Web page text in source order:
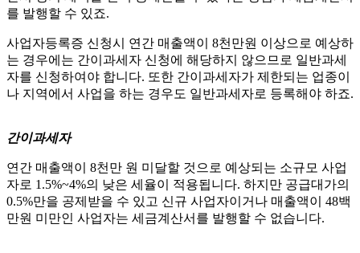
를 발행할 수 있죠.
사업자등록증 신청시 연간 매출액이 8천만원 이상으로 예상하
는 경우에는 간이과세자 신청에 해당하지 않으므로 일반과세
자를 신청하여야 합니다. 또한 간이과세자가 제한되는 업종이
나 지역에서 사업을 하는 경우도 일반과세자로 등록해야 하죠.
간이과세자
연간 매출액이 8천만 원 미달할 것으로 예상되는 소규모 사업
자로 1.5%~4%의 낮은 세율이 적용됩니다. 하지만 공급대가의
0.5%만을 공제받을 수 있고 신규 사업자이거나 매출액이 48백
만원 미만인 사업자는 세금계산서를 발행할 수 없습니다.